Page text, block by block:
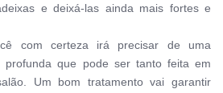
e deixá-las ainda mais fortes e
com certeza irá precisar de uma
profunda que pode ser tanto feita em
Um bom tratamento vai garantir